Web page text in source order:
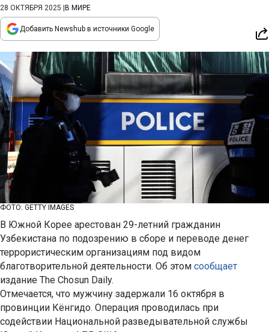
28 ОКТЯБРЯ 2025 В МИРЕ
Добавить Newshub в источники Google
ФОТО: GETTY IMAGES
В Южной Корее арестован 29-летний гражданин
Узбекистана по подозрению в сборе и переводе денег
террористическим организациям под видом
благотворительной деятельности. Об этом сообщает
издание The Chosun Daily.
Отмечается, что мужчину задержали 16 октября в
провинции Кёнгидо. Операция проводилась при
содействии Национальной разведывательной службы